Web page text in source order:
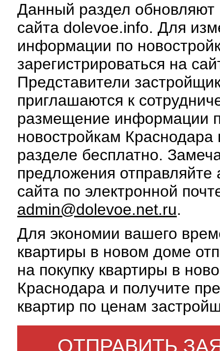
Данный раздел обновляют
сайта dolevoe.info. Для
информации по
зарегистрироваться на
Представители
приглашаются к
размещение информации
новостройкам
разделе бесплатно.
предложения отправляйте
сайта по электронной
admin@dolevoe.net.ru.
Для экономии вашего
квартиры в новом доме
на покупку квартиры в
Краснодара и получите
квартир по ценам
ОТПРАВИТЬ